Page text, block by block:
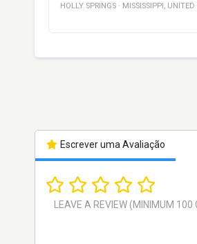
HOLLY SPRINGS · MISSISSIPPI , UNITED
Escrever uma Avaliação